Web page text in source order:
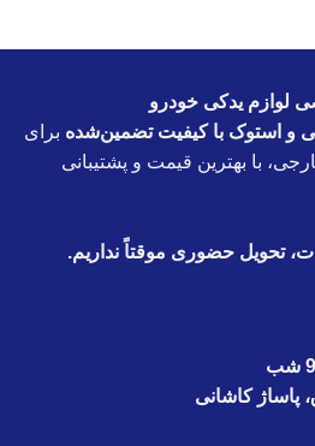
لوازم یدکی خودرو
و استوک با کیفیت تضمین‌شده برای
با بهترین قیمت و پشتیبانی
تحویل حضوری موقتاً نداریم.
پاساژ کاشانی